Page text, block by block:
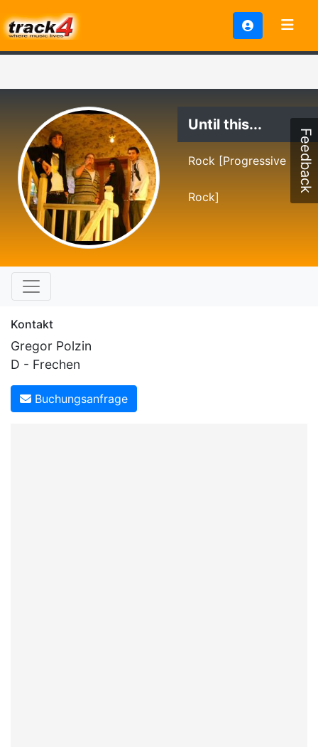
Until this...
Rock [Progressive
Rock]
Kontakt
Gregor Polzin
D - Frechen
Buchungsanfrage
Feedback